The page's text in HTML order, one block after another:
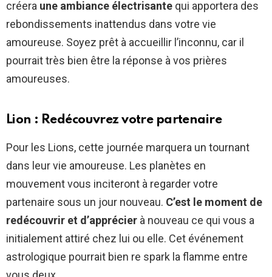
créera une ambiance électrisante qui apportera des
rebondissements inattendus dans votre vie
amoureuse. Soyez prêt à accueillir l’inconnu, car il
pourrait très bien être la réponse à vos prières
amoureuses.
Lion : Redécouvrez votre partenaire
Pour les Lions, cette journée marquera un tournant
dans leur vie amoureuse. Les planètes en
mouvement vous inciteront à regarder votre
partenaire sous un jour nouveau. C’est le moment de
redécouvrir et d’apprécier à nouveau ce qui vous a
initialement attiré chez lui ou elle. Cet événement
astrologique pourrait bien re spark la flamme entre